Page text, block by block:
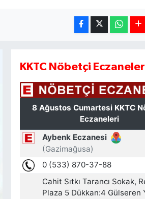
KKTC Nöbetçi Eczaneler